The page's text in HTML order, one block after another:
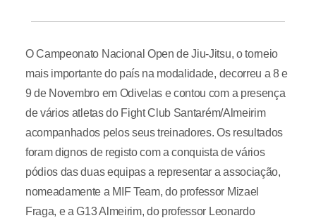
O Campeonato Nacional Open de Jiu-Jitsu, o torneio
mais importante do país na modalidade, decorreu a 8 e
9 de Novembro em Odivelas e contou com a presença
de vários atletas do Fight Club Santarém/Almeirim
acompanhados pelos seus treinadores. Os resultados
foram dignos de registo com a conquista de vários
pódios das duas equipas a representar a associação,
nomeadamente a MIF Team, do professor Mizael
Fraga, e a G13 Almeirim, do professor Leonardo